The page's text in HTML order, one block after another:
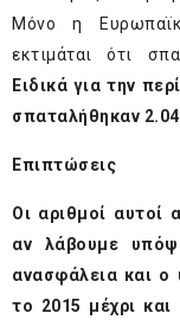
Μόνο η
εκτιμάται ότι
Ειδικά για την
σπαταλήθηκαν
Επιπτώσεις
Οι αριθμοί αυτοί
αν λάβουμε
ανασφάλεια και ο
το 2015 μέχρι και